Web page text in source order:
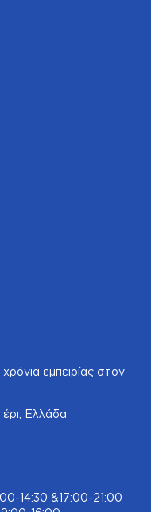
εμπειρίας στον
Ελλάδα
14:30 &17:00-21:00